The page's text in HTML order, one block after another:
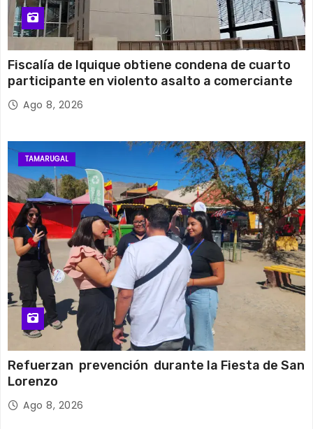
Fiscalía de Iquique obtiene condena de cuarto
participante en violento asalto a comerciante
Ago 8, 2026
TAMARUGAL
Refuerzan prevención durante la Fiesta de San
Lorenzo
Ago 8, 2026